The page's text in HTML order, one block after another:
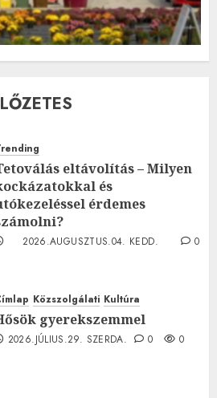
eltávolítás – Milyen
és
érdemes
2026.AUGUSZTUS.04. KEDD.
0
Közszolgálati Kultúra
gyerekszemmel
2026.JÚLIUS.29. SZERDA. 0 0